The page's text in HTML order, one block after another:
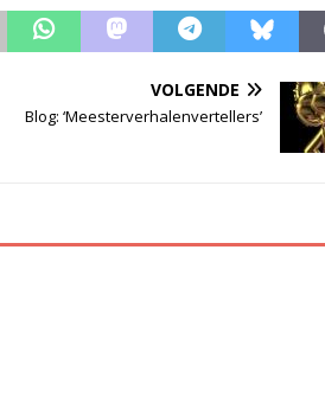
VOLGENDE
Blog: ‘Meesterverhalenvertellers’